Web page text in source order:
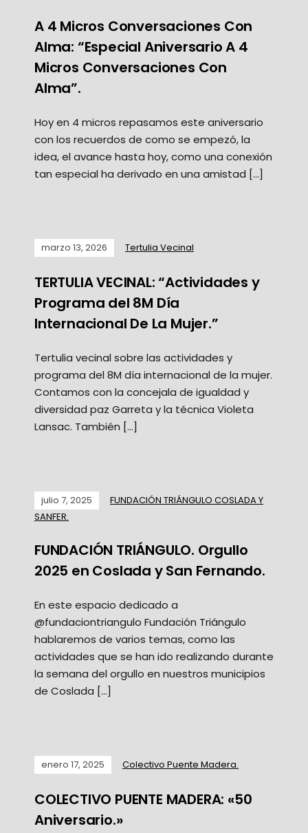
A 4 Micros Conversaciones Con
Alma: “Especial Aniversario A 4
Micros Conversaciones Con
Alma”.
Hoy en 4 micros repasamos este aniversario
con los recuerdos de como se empezó, la
idea, el avance hasta hoy, como una conexión
tan especial ha derivado en una amistad […]
marzo 13, 2026 Tertulia Vecinal
TERTULIA VECINAL: “Actividades y
Programa del 8M Día
Internacional De La Mujer.”
Tertulia vecinal sobre las actividades y
programa del 8M día internacional de la mujer.
Contamos con la concejala de igualdad y
diversidad paz Garreta y la técnica Violeta
Lansac. También […]
julio 7, 2025
FUNDACIÓN TRIÁNGULO COSLADA Y
SANFER.
FUNDACIÓN TRIÁNGULO. Orgullo
2025 en Coslada y San Fernando.
En este espacio dedicado a
@fundaciontriangulo Fundación Triángulo
hablaremos de varios temas, como las
actividades que se han ido realizando durante
la semana del orgullo en nuestros municipios
de Coslada […]
enero 17, 2025 Colectivo Puente Madera.
COLECTIVO PUENTE MADERA: «50
Aniversario.»